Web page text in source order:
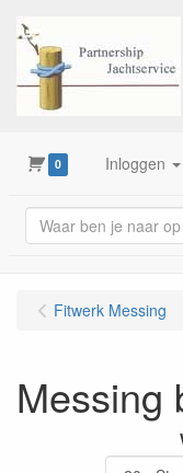
0 Inloggen
Fitwerk Messing
Messing